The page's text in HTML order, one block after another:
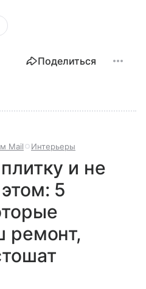
Поделиться
Mail Интерьеры
и не
5
ремонт,